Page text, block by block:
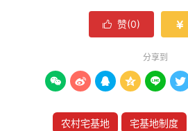
 赞(0) 
分享到
     
农村宅基地 宅基地制度